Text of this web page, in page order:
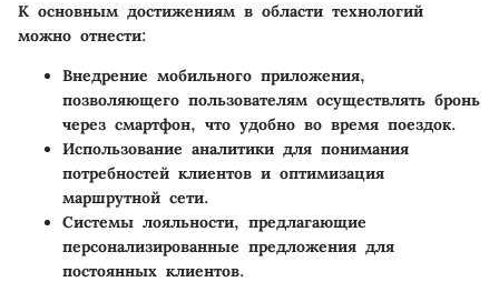
К основным достижениям в области технологий
можно отнести:
Внедрение мобильного приложения,
позволяющего пользователям осуществлять бронь
через смартфон, что удобно во время поездок.
Использование аналитики для понимания
потребностей клиентов и оптимизация
маршрутной сети.
Системы лояльности, предлагающие
персонализированные предложения для
постоянных клиентов.